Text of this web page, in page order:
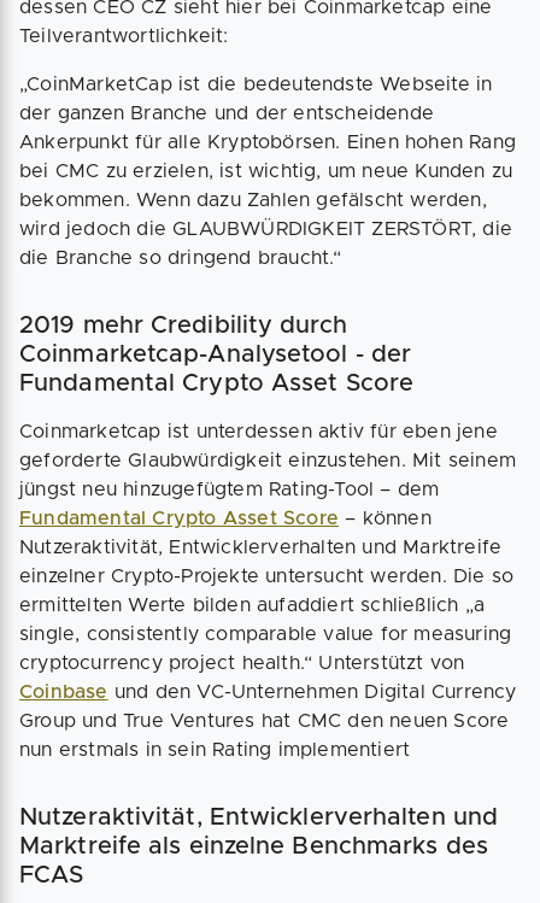
dessen CEO CZ sieht hier bei Coinmarketcap eine
Teilverantwortlichkeit:
„CoinMarketCap ist die bedeutendste Webseite in
der ganzen Branche und der entscheidende
Ankerpunkt für alle Kryptobörsen. Einen hohen Rang
bei CMC zu erzielen, ist wichtig, um neue Kunden zu
bekommen. Wenn dazu Zahlen gefälscht werden,
wird jedoch die GLAUBWÜRDIGKEIT ZERSTÖRT, die
die Branche so dringend braucht.“
2019 mehr Credibility durch
Coinmarketcap-Analysetool - der
Fundamental Crypto Asset Score
Coinmarketcap ist unterdessen aktiv für eben jene
geforderte Glaubwürdigkeit einzustehen. Mit seinem
jüngst neu hinzugefügtem Rating-Tool – dem
Fundamental Crypto Asset Score – können
Nutzeraktivität, Entwicklerverhalten und Marktreife
einzelner Crypto-Projekte untersucht werden. Die so
ermittelten Werte bilden aufaddiert schließlich „a
single, consistently comparable value for measuring
cryptocurrency project health.“ Unterstützt von
Coinbase und den VC-Unternehmen Digital Currency
Group und True Ventures hat CMC den neuen Score
nun erstmals in sein Rating implementiert
Nutzeraktivität, Entwicklerverhalten und
Marktreife als einzelne Benchmarks des
FCAS